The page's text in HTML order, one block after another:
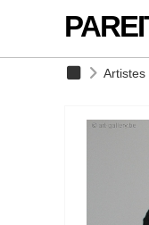
Artistes